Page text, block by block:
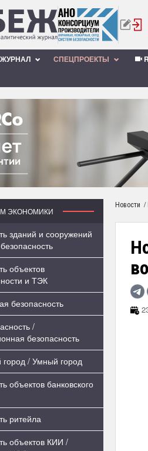
ЖУРНАЛ СПЕЦПРОЕКТЫ
ЭКОНОМИКИ
зданий и сооружений
объектов
и ТЭК
безопасность
/
безопасность
город / Умный город
объектов банковского
ритейла
объектов КИИ /
Новости /